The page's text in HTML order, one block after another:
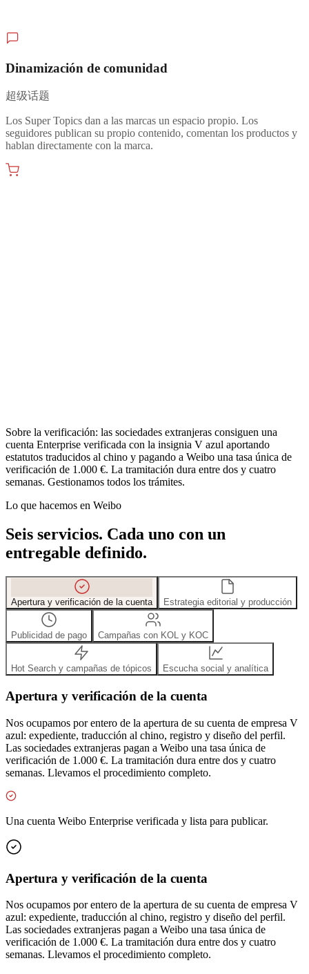
Dinamización de comunidad
超级话题
Los Super Topics dan a las marcas un espacio propio. Los
seguidores publican su propio contenido, comentan los productos y
hablan directamente con la marca.
Sobre la verificación: las sociedades extranjeras consiguen una
cuenta Enterprise verificada con la insignia V azul aportando
estatutos traducidos al chino y pagando a Weibo una tasa única de
verificación de 1.000 €. La tramitación dura entre dos y cuatro
semanas. Gestionamos todos los trámites.
Lo que hacemos en Weibo
Seis servicios. Cada uno con un
entregable definido.
Apertura y verificación de la cuenta Estrategia editorial y producción
Publicidad de pago Campañas con KOL y KOC
Hot Search y campañas de tópicos Escucha social y analítica
Apertura y verificación de la cuenta
Nos ocupamos por entero de la apertura de su cuenta de empresa V
azul: expediente, traducción al chino, registro y diseño del perfil.
Las sociedades extranjeras pagan a Weibo una tasa única de
verificación de 1.000 €. La tramitación dura entre dos y cuatro
semanas. Llevamos el procedimiento completo.
Una cuenta Weibo Enterprise verificada y lista para publicar.
Apertura y verificación de la cuenta
Nos ocupamos por entero de la apertura de su cuenta de empresa V
azul: expediente, traducción al chino, registro y diseño del perfil.
Las sociedades extranjeras pagan a Weibo una tasa única de
verificación de 1.000 €. La tramitación dura entre dos y cuatro
semanas. Llevamos el procedimiento completo.